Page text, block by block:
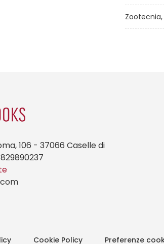
106 - 37066 Caselle di
Cookie Policy Preferenze